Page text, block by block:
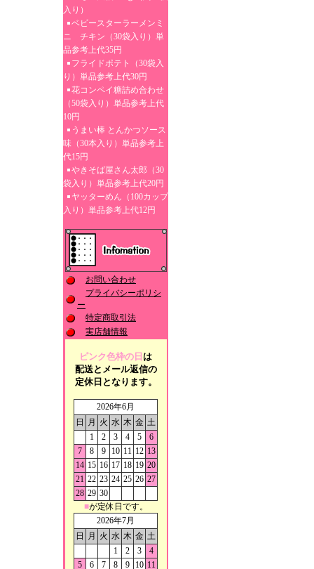
入り）
ベビースターラーメンミ
ニ チキン（30袋入り）単
品参考上代35円
フライドポテト（30袋入
り）単品参考上代30円
花コンペイ糖詰め合わせ
（50袋入り）単品参考上代
10円
うまい棒 とんかつソース
味（30本入り）単品参考上
代15円
やきそば屋さん太郎（30
袋入り）単品参考上代20円
ヤッターめん（100カップ
入り）単品参考上代12円
お問い合わせ
プライバシーポリシ
ー
特定商取引法
実店舗情報
ピンク色枠の日 は
配送とメール返信の
定休日となります。
2026年6月
日
月 火 水 木 金 土
1
2 3 4 5
6
7
8 9 10 11 12 13
14 15 16 17 18 19 20
21 22 23 24 25 26 27
28 29 30
■が定休日です。
2026年7月
日
月 火 水 木 金 土
1
2 3
4
5
6 7 8 9 10 11